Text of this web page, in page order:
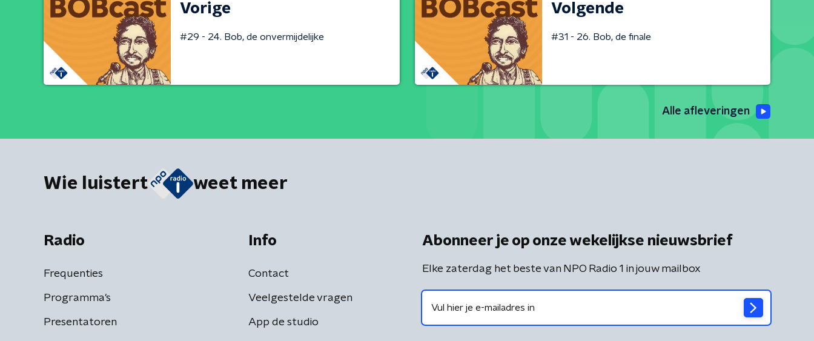
Vorige
#29 - 24. Bob, de onvermijdelijke
Volgende
#31 - 26. Bob, de finale
Alle afleveringen
Wie luistert weet meer
Radio
Frequenties
Programma's
Presentatoren
Info
Contact
Veelgestelde vragen
App de studio
Abonneer je op onze wekelijkse nieuwsbrief
Elke zaterdag het beste van NPO Radio 1 in jouw mailbox